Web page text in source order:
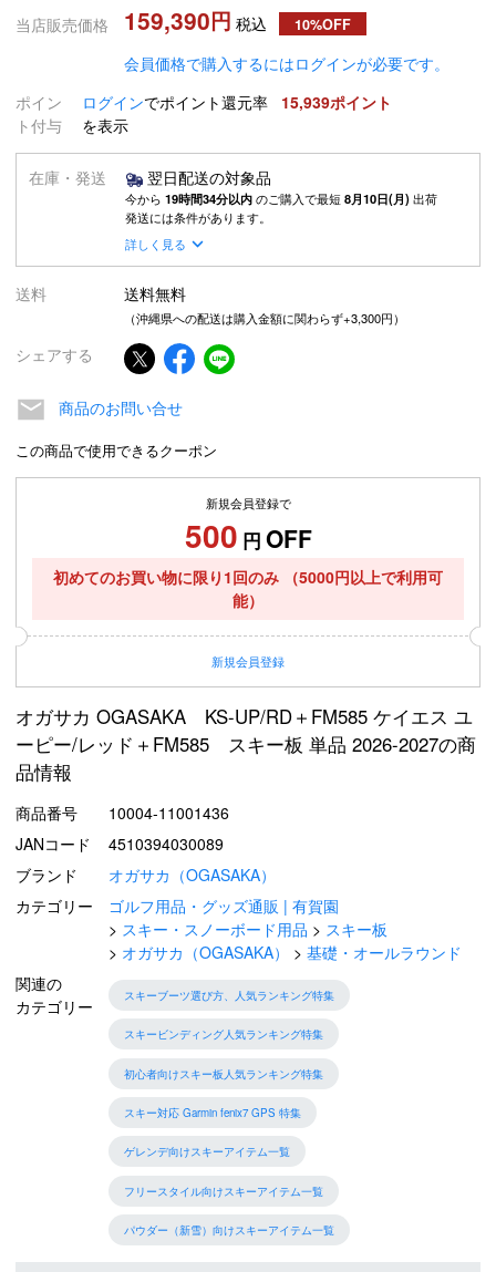
当店販売価格
159,390 税込 10%OFF
会員価格で購入するにはログインが必要です。
ポイン
ト付与
ログインでポイント還元率
を表示
15,939
在庫・発送 翌日配送の対象品
今から 19時間34分以内のご購入で最短8月10日(月)出荷
発送には条件があります。
詳しく見る
送料 送料無料
（沖縄県への配送は購入金額に関わらず+3,300円）
シェアする
商品のお問い合せ
この商品で使用できるクーポン
新規会員登録で
500 円 OFF
初めてのお買い物に限り1回のみ
（5000円以上で利用可
能）
新規会員登録
オガサカ OGASAKA KS-UP/RD＋FM585 ケイエス ユ
ーピー/レッド＋FM585 スキー板 単品 2026-2027の商
品情報
商品番号
10004-11001436
JANコード
4510394030089
ブランド
オガサカ（OGASAKA）
カテゴリー
ゴルフ用品・グッズ通販 | 有賀園
スキー・スノーボード用品
スキー板
オガサカ（OGASAKA）
基礎・オールラウンド
関連の
カテゴリー
スキーブーツ選び方、人気ランキング特集
スキービンディング人気ランキング特集
初心者向けスキー板人気ランキング特集
スキー対応 Garmin fenix7 GPS 特集
ゲレンデ向けスキーアイテム一覧
フリースタイル向けスキーアイテム一覧
パウダー（新雪）向けスキーアイテム一覧